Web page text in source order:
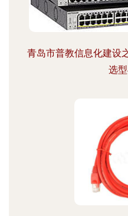
青岛市普教信息化建设
选